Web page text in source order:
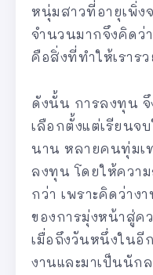
หนุ่มสาวที่อายุเพิ่
จำนวนมากจึงคิด
คือสิ่งที่ทำให้เรารว
ดังนั้น การลงทุน
เลือกตั้งแต่เรียนจ
นาน หลายคนทุ่มเ
ลงทุน โดยให้ควา
กว่า เพราะคิดว่าง
ของการมุ่งหน้าสู่ค
เมื่อถึงวันหนึ่งในอี
งานและมาเป็นนัก